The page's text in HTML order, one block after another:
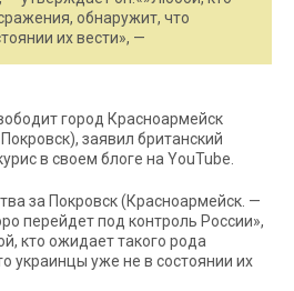
обнаружит, что
их вести», —
город Красноармейск
заявил британский
в своем блоге на YouTube.
за Покровск (Красноармейск. —
перейдет под контроль России»,
кто ожидает такого рода
украинцы уже не в состоянии их